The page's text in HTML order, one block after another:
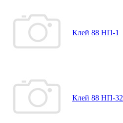
Клей 88 НП-1
Клей 88 НП-32